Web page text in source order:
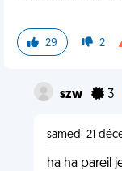
29 2
szw 3
samedi 21
ha ha pareil